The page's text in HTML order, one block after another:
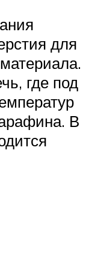
для
где под
В